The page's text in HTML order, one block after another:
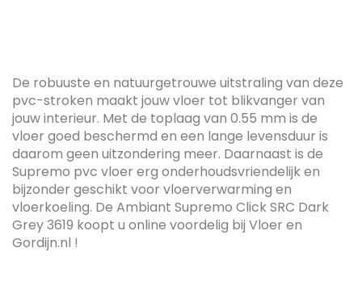
De robuuste en natuurgetrouwe uitstraling van deze
pvc-stroken maakt jouw vloer tot blikvanger van
jouw interieur. Met de toplaag van 0.55 mm is de
vloer goed beschermd en een lange levensduur is
daarom geen uitzondering meer. Daarnaast is de
Supremo pvc vloer erg onderhoudsvriendelijk en
bijzonder geschikt voor vloerverwarming en
vloerkoeling. De Ambiant Supremo Click SRC Dark
Grey 3619 koopt u online voordelig bij Vloer en
Gordijn.nl !